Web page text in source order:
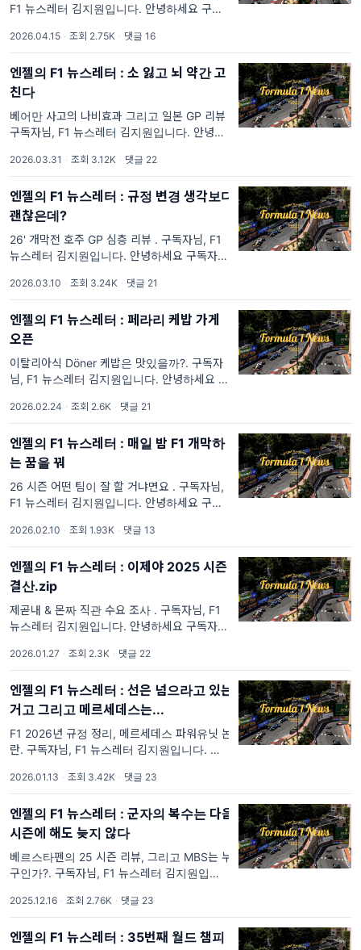
F1 뉴스레터 김지원입니다. 안녕하세요 구독자
신가요? 오늘 뉴스레터 부제에서도 확인하셨겠
지만, 제가 책 <F1
2026.04.15 · 조회 2.75K · 댓글 16
엔젤의 F1 뉴스레터 : 소 잃고 뇌 약간 고
친다
베어만 사고의 나비효과 그리고 일본 GP 리뷰 .
구독자님, F1 뉴스레터 김지원입니다. 안녕하
년 F1 레이스만 살펴보면 추월이 많아지고 속
도감이 확실히 붙은게 보이니 굉장
2026.03.31 · 조회 3.12K · 댓글 22
엔젤의 F1 뉴스레터 : 규정 변경 생각보다
괜찮은데?
26' 개막전 호주 GP 심층 리뷰 . 구독자님, F1
뉴스레터 김지원입니다. 안녕하세요 구독자님,
개막했습니다. 확실히 작아진 차체, 달라진 프
론트윙 디자인,
2026.03.10 · 조회 3.24K · 댓글 21
엔젤의 F1 뉴스레터 : 페라리 케밥 가게
오픈
이탈리아식 Döner 케밥은 맛있을까?. 구독자
님, F1 뉴스레터 김지원입니다. 안녕하세요 구
막입니다. 2026 시즌에 모든 것이 바뀌며 국내
를 할 것 없이 어수선
2026.02.24 · 조회 2.6K · 댓글 21
엔젤의 F1 뉴스레터 : 매일 밤 F1 개막하
는 꿈을 꿔
26 시즌 어떤 팀이 잘 할 거냐면요 . 구독자님,
F1 뉴스레터 김지원입니다. 안녕하세요 구독자
요 조사에 예상보다 많은 분이 참여 의사를 밝
혀주셔서 감사했습니
2026.02.10 · 조회 1.93K · 댓글 13
엔젤의 F1 뉴스레터 : 이제야 2025 시즌
결산.zip
제곧내 & 몬짜 직관 수요 조사 . 구독자님, F1
뉴스레터 김지원입니다. 안녕하세요 구독자님,
니다. 건강 유의하시길 바랍니다! 만약 구독자
님이 최근 동
2026.01.27 · 조회 2.3K · 댓글 22
엔젤의 F1 뉴스레터 : 선은 넘으라고 있는
거고 그리고 메르세데스는...
F1 2026년 규정 정리, 메르세데스 파워유닛 논
란. 구독자님, F1 뉴스레터 김지원입니다. 뉴스
새해 복 많이 받으세요🫶 올해는 붉은 말의 해
라 페라리 팬 분들이 유독 '올해는
2026.01.13 · 조회 3.42K · 댓글 23
엔젤의 F1 뉴스레터 : 군자의 복수는 다음
시즌에 해도 늦지 않다
베르스타펜의 25 시즌 리뷰, 그리고 MBS는 누
구인가?. 구독자님, F1 뉴스레터 김지원입니다.
모르는 것 같습니다. 레드불의 시트 교체, 헬무
트 마르코 퇴임- 그래서 후임은 누구
2025.12.16 · 조회 2.76K · 댓글 23
엔젤의 F1 뉴스레터 : 35번째 월드 챔피